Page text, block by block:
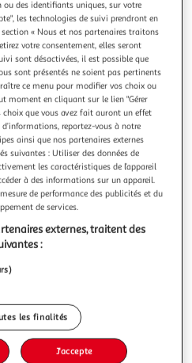
PASSERELLE, Frey Julien
ans et deux maisons. L'une
père. L'une de nos jours et
: EDITIONS DE LA
: 24/01/2025Nombre de
x 22.0 x 1.5
le prix de ce produit ?
le prix
ou des identifiants uniques, sur votre
les technologies de suivi prendront en
« Nous et nos partenaires traitons
votre consentement, elles seront
sont désactivées, il est possible que
sont présentés ne soient pas pertinents
ce menu pour modifier vos choix ou
moment en cliquant sur le lien "Gérer
choix que vous avez fait auront un effet
reportez-vous à notre
ainsi que nos partenaires externes
suivantes : Utiliser des données de
les caractéristiques de l’appareil
à des informations sur un appareil.
de performance des publicités et du
de services.
externes, traitent des
:
les finalités
J'accepte